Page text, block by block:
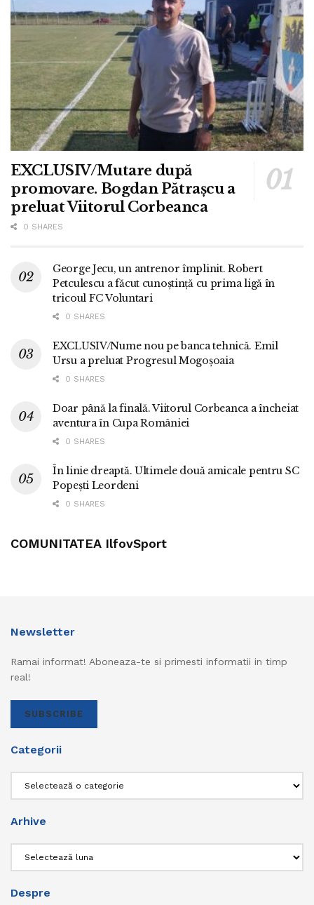
EXCLUSIV/Mutare după
promovare. Bogdan Pătrașcu a
preluat Viitorul Corbeanca
0 SHARES
George Jecu, un antrenor împlinit. Robert
Petculescu a făcut cunoștință cu prima ligă în
tricoul FC Voluntari
0 SHARES
EXCLUSIV/Nume nou pe banca tehnică. Emil
Ursu a preluat Progresul Mogoșoaia
0 SHARES
Doar până la finală. Viitorul Corbeanca a încheiat
aventura în Cupa României
0 SHARES
În linie dreaptă. Ultimele două amicale pentru SC
Popești Leordeni
0 SHARES
COMUNITATEA IlfovSport
Newsletter
Ramai informat! Aboneaza-te si primesti informatii in timp
real!
SUBSCRIBE
Categorii
Arhive
Despre